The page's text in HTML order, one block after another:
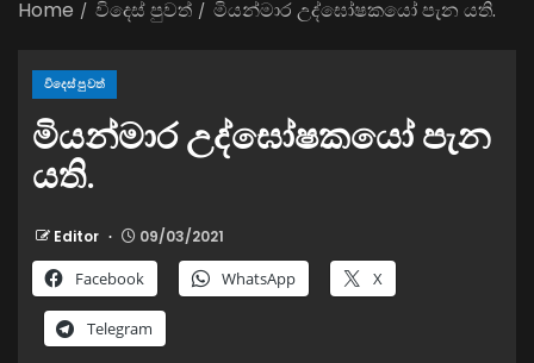
Home විදෙස් පුවත් මියන්මාර උද්ඝෝෂකයෝ පැන යති.
විදෙස් පුවත්
මියන්මාර උද්ඝෝෂකයෝ පැන
යති.
Editor 09/03/2021
Facebook WhatsApp X
Telegram